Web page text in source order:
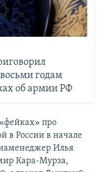
годам
об армии РФ
про
в России в начале
Илья
Кара-Мурза,